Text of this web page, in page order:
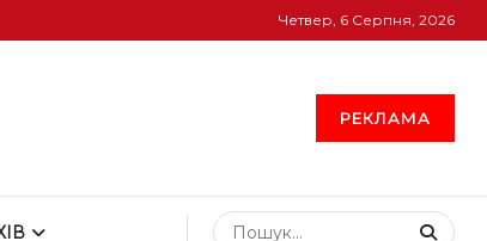
Четвер, 6 Серпня, 2026
РЕКЛАМА